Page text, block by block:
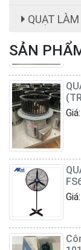
QUẠT
SẢN